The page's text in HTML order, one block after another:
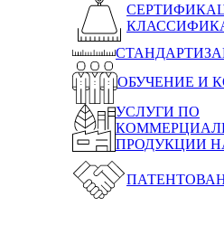
ОБУЧЕНИЕ И
УСЛУГИ ПО
ПРОДУКЦИИ